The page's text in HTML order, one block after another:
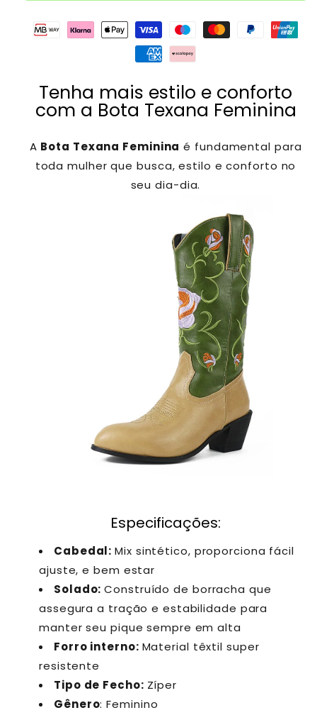
Tenha mais estilo e conforto
com a Bota Texana Feminina
A Bota Texana Feminina é fundamental para
toda mulher que busca, estilo e conforto no
seu dia-dia.
Especificações:
Cabedal:Mix sintético, proporciona fácil
ajuste, e bem estar
Solado:Construído de borracha que
assegura a tração e estabilidade para
manter seu pique sempre em alta
Forro interno: Material têxtil super
resistente
Tipo de Fecho: Zíper
Gênero: Feminino